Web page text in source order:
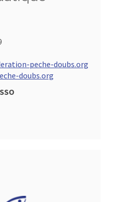
peche-doubs.org
doubs.org